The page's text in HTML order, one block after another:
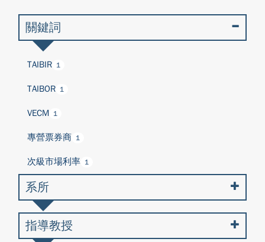
關鍵詞
TAIBIR 1
TAIBOR 1
VECM 1
專營票券商 1
次級市場利率 1
系所
指導教授